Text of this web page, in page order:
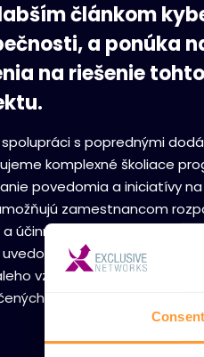
Consent
článkom
a ponúka
na riešenie
s poprednými
komplexné školiace
povedomia a iniciatívy
zamestnancom
účinne na ne reagovať.
uvedomovania si
vzdelávania a
bezpečnostných